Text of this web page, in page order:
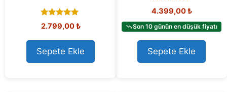
5.00
out of 5
2.799,00₺
Sepete Ekle
4.90
out of 5
4.399,00₺
Son 10 günün en düşük fiyatı
Sepete Ekle